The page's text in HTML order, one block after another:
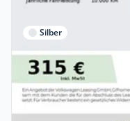
Silber
Privat & Gewerbe
Volkswagen
DSG 7Si AHK